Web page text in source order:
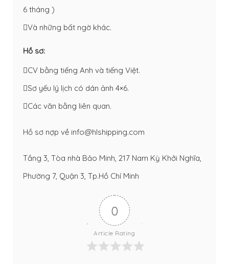
6 tháng )
Và những bất ngờ khác.
Hồ sơ:
CV bằng tiếng Anh và tiếng Việt.
Sơ yếu lý lịch có dán ảnh 4×6.
Các văn bằng liên quan.
Hồ sơ nợp về info@hlshipping.com
Tầng 3, Tòa nhà Bảo Minh, 217 Nam Kỳ Khởi Nghĩa,
Phường 7, Quận 3, Tp.Hồ Chí Minh
0
Article Rating